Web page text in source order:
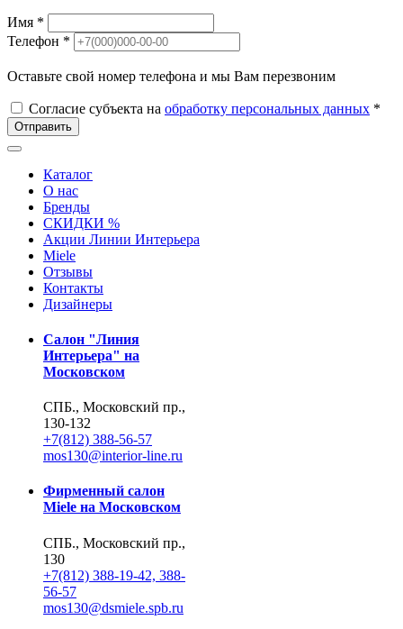
Имя *
Телефон *
Оставьте свой номер телефона и мы Вам перезвоним
Согласие субъекта на обработку персональных данных *
Отправить
Каталог
О нас
Бренды
СКИДКИ %
Акции Линии Интерьера
Miele
Отзывы
Контакты
Дизайнеры
Салон "Линия
Интерьера" на
Московском
СПБ., Московский пр.,
130-132
+7(812) 388-56-57
mos130@interior-line.ru
Фирменный салон
Miele на Московском
СПБ., Московский пр.,
130
+7(812) 388-19-42, 388-
56-57
mos130@dsmiele.spb.ru